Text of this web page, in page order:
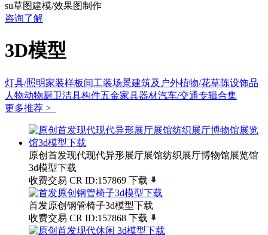
su草图建模/效果图制作
咨询了解
3D模型
灯具/照明家装样板间工装场景建筑及户外植物/花草陈设饰品
人物动物厨卫洁具构件五金家具器材汽车/交通专辑合集
更多推荐 >
原创首发现代现代异形展厅展馆纺织展厅博物馆展览馆
3d模型下载
收费交易 CR ID:157869 下载
首发原创钢管椅子3d模型下载
收费交易 CR ID:157868 下载